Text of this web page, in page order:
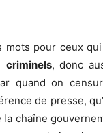
mots pour ceux
criminels, donc
quand on
de presse,
la chaîne